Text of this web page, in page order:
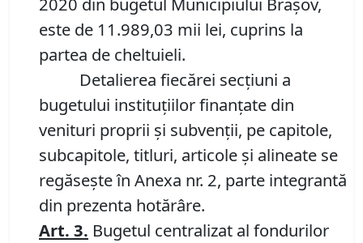
este de 11.989,03 mii lei, cuprins la
partea de cheltuieli.
Detalierea fiecărei secţiuni a
bugetului instituţiilor finanţate din
venituri proprii şi subvenţii, pe capitole,
subcapitole, titluri, articole şi alineate se
regăseşte în Anexa nr. 2, parte integrantă
din prezenta hotărâre.
Art. 3. Bugetul centralizat al fondurilor